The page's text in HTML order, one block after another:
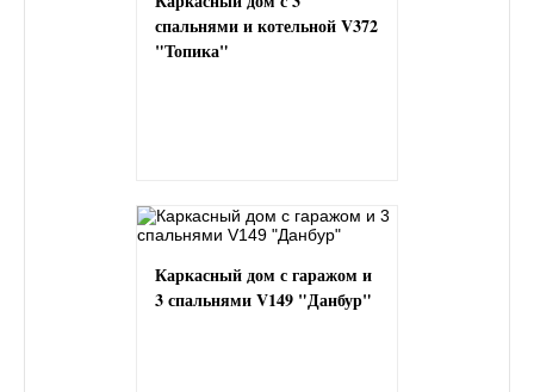
спальнями и котельной V372
"Топика"
Каркасный дом с гаражом и
3 спальнями V149 "Данбур"